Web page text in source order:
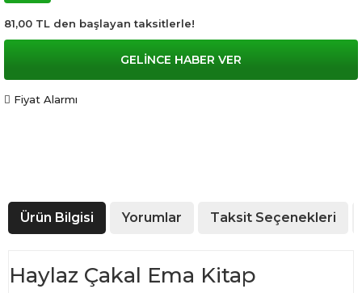
81,00 TL den başlayan taksitlerle!
GELİNCE HABER VER
Fiyat Alarmı
Ürün Bilgisi Yorumlar Taksit Seçenekleri
Haylaz Çakal Ema Kitap